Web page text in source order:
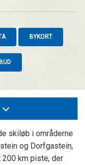
BYKORT
skiløb i områderne
og Dorfgastein,
km piste, der